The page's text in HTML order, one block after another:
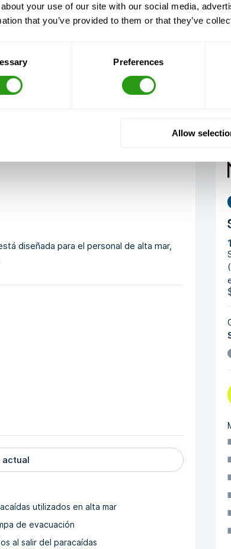
your use of our site with our social media,
that you’ve provided to them or that they’ve
Preferences
Allow
adecuados
diseñada para el personal de alta mar,
actual
utilizados en alta mar
de evacuación
al salir del paracaídas